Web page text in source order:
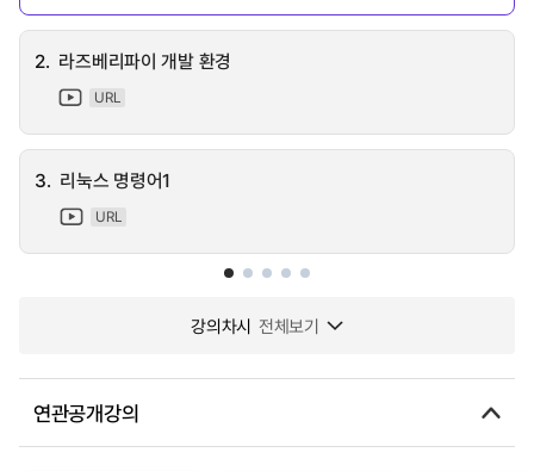
2. 라즈베리파이 개발 환경
URL
3. 리눅스 명령어1
URL
강의차시 전체보기
연관공개강의